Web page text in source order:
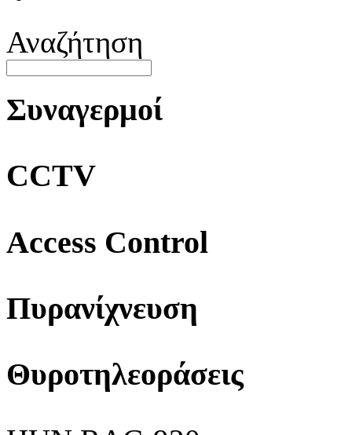
Αναζήτηση
Συναγερμοί
CCTV
Access Control
Πυρανίχνευση
Θυροτηλεοράσεις